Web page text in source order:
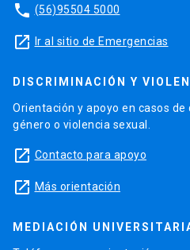
phone (56)95504 5000
launch Ir al sitio de Emergencias
DISCRIMINACIÓN Y
Orientación y apoyo en casos
género o violencia sexual.
launch Contacto para apoyo
launch Más orientación
MEDIACIÓN